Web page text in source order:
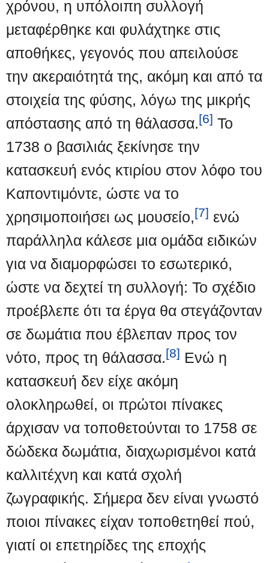
χρόνου, η υπόλοιπη συλλογή
μεταφέρθηκε και φυλάχτηκε στις
αποθήκες, γεγονός που απειλούσε
την ακεραιότητά της, ακόμη και από τα
στοιχεία της φύσης, λόγω της μικρής
απόστασης από τη θάλασσα.[6] Το
1738 ο βασιλιάς ξεκίνησε την
κατασκευή ενός κτιρίου στον λόφο του
Καποντιμόντε, ώστε να το
χρησιμοποιήσει ως μουσείο,[7] ενώ
παράλληλα κάλεσε μια ομάδα ειδικών
για να διαμορφώσει το εσωτερικό,
ώστε να δεχτεί τη συλλογή: Το σχέδιο
προέβλεπε ότι τα έργα θα στεγάζονταν
σε δωμάτια που έβλεπαν προς τον
νότο, προς τη θάλασσα.[8] Ενώ η
κατασκευή δεν είχε ακόμη
ολοκληρωθεί, οι πρώτοι πίνακες
άρχισαν να τοποθετούνται το 1758 σε
δώδεκα δωμάτια, διαχωρισμένοι κατά
καλλιτέχνη και κατά σχολή
ζωγραφικής. Σήμερα δεν είναι γνωστό
ποιοι πίνακες είχαν τοποθετηθεί πού,
γιατί οι επετηρίδες της εποχής